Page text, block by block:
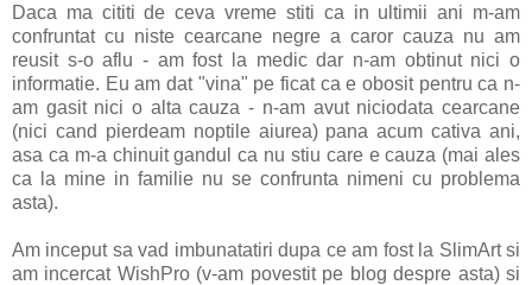
Daca ma cititi de ceva vreme stiti ca in ultimii ani m-am
confruntat cu niste cearcane negre a caror cauza nu am
reusit s-o aflu - am fost la medic dar n-am obtinut nici o
informatie. Eu am dat "vina" pe ficat ca e obosit pentru ca n-
am gasit nici o alta cauza - n-am avut niciodata cearcane
(nici cand pierdeam noptile aiurea) pana acum cativa ani,
asa ca m-a chinuit gandul ca nu stiu care e cauza (mai ales
ca la mine in familie nu se confrunta nimeni cu problema
asta).
Am inceput sa vad imbunatatiri dupa ce am fost la SlimArt si
am incercat WishPro (v-am povestit pe blog despre asta) si